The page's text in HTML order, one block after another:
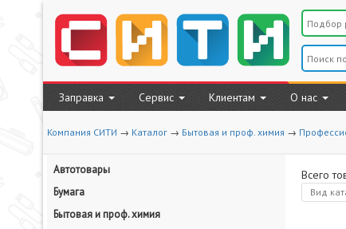
Заправка Сервис Клиентам О нас
Компания СИТИ → Каталог → Бытовая и проф. химия →
Автотовары
Бумага
Бытовая и проф. химия
Всего
Вид